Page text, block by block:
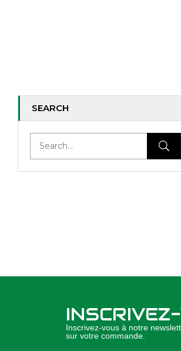
SEARCH
Inscrivez-vous à notre
sur votre commande.